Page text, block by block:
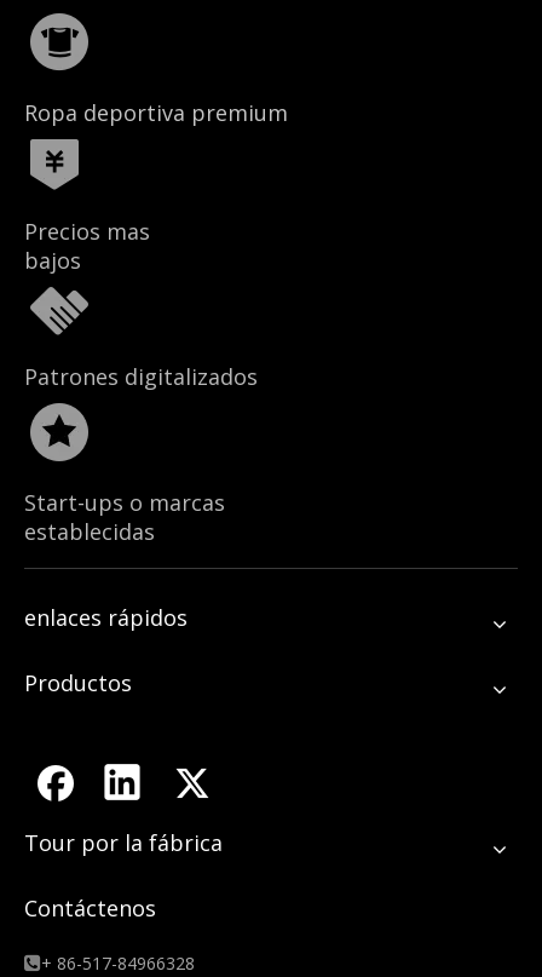
Ropa deportiva premium
Precios mas
bajos
Patrones digitalizados
Start-ups o marcas
establecidas
enlaces rápidos
Productos
Tour por la fábrica
Contáctenos
+ 86-517-84966328